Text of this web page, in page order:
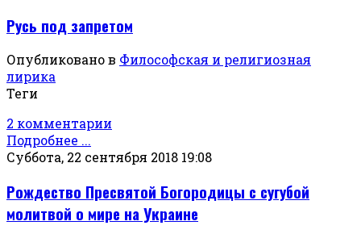
Русь под запретом
Опубликовано в Философская и религиозная
лирика
Теги
2 комментарии
Подробнее ...
Суббота, 22 сентября 2018 19:08
Рождество Пресвятой Богородицы с сугубой
молитвой о мире на Украине